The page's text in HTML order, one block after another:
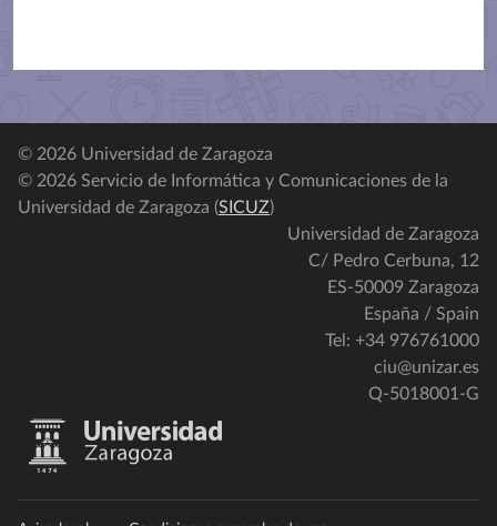
© 2026 Universidad de Zaragoza
© 2026 Servicio de Informática y Comunicaciones de la
Universidad de Zaragoza (SICUZ)
Universidad de Zaragoza
C/ Pedro Cerbuna, 12
ES-50009 Zaragoza
España / Spain
Tel: +34 976761000
ciu@unizar.es
Q-5018001-G